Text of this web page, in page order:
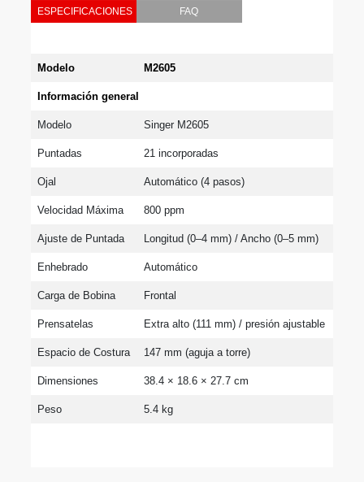
ESPECIFICACIONES FAQ
Modelo M2605
Información general
Modelo Singer M2605
Puntadas 21 incorporadas
Ojal Automático (4 pasos)
Velocidad Máxima 800 ppm
Ajuste de Puntada Longitud (0–4 mm) / Ancho (0–5 mm)
Enhebrado Automático
Carga de Bobina Frontal
Prensatelas Extra alto (111 mm) / presión ajustable
Espacio de Costura 147 mm (aguja a torre)
Dimensiones 38.4 × 18.6 × 27.7 cm
Peso 5.4 kg